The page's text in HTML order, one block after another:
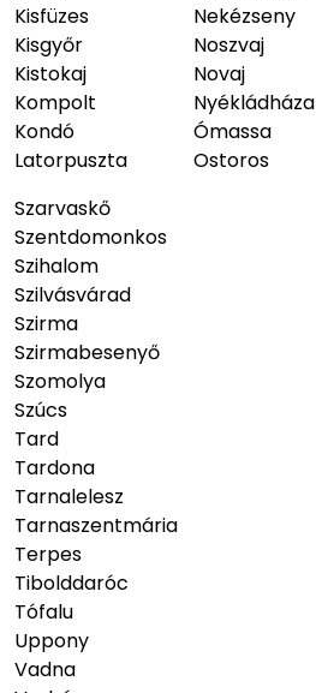
Kisfüzes
Kisgyőr
Kistokaj
Kompolt
Kondó
Latorpuszta
Nekézseny
Noszvaj
Novaj
Nyékládháza
Ómassa
Ostoros
Szarvaskő
Szentdomonkos
Szihalom
Szilvásvárad
Szirma
Szirmabesenyő
Szomolya
Szúcs
Tard
Tardona
Tarnalelesz
Tarnaszentmária
Terpes
Tibolddaróc
Tófalu
Uppony
Vadna